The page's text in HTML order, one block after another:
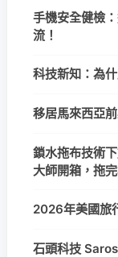
手機安全健檢
流！
科技新知：為
移居馬來西亞
鎖水拖布技術
大師開箱，拖
2026年美國旅
石頭科技